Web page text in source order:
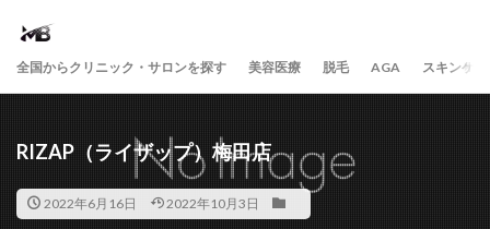
全国からクリニック・サロンを探す 美容医療 脱毛 AGA スキンケア
RIZAP（ライザップ）梅田店
2022年6月16日 2022年10月3日